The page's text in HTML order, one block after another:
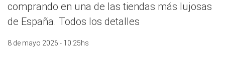
comprando en una de las tiendas más lujosas
de España. Todos los detalles
8 de mayo 2026 - 10:25hs